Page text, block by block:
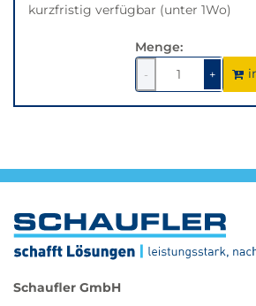
kurzfristig verfügbar (unter 1Wo)
Menge:
-
1
verringern
+1um
1
Schaufler GmbH